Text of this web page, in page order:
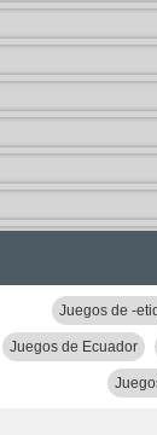
Juegos de -
Juegos de Ecuador